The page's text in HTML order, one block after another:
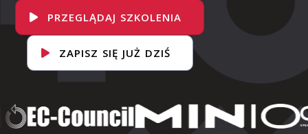
PRZEGLĄDAJ SZKOLENIA
ZAPISZ SIĘ JUŻ DZIŚ